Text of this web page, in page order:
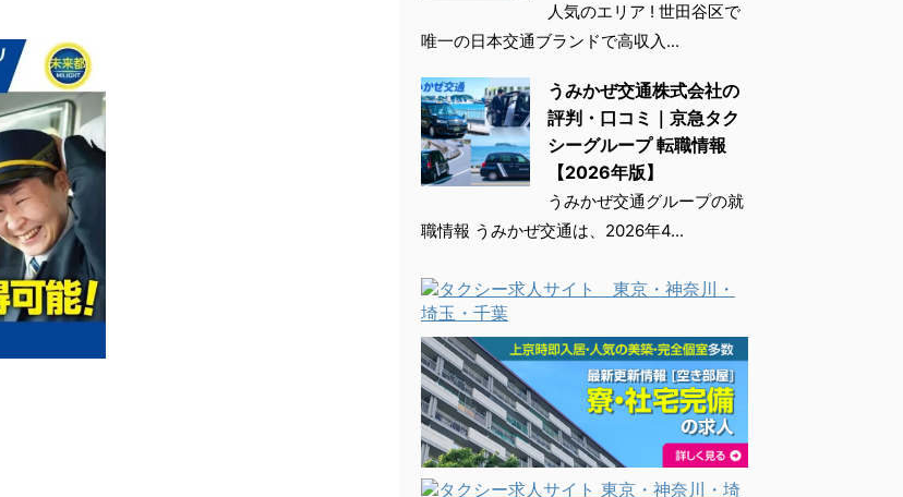
人気のエリア ! 世田谷区で
唯一の日本交通ブランドで高収入...
うみかぜ交通株式会社の
評判・口コミ｜京急タク
シーグループ 転職情報
【2026年版】
うみかぜ交通グループの就
職情報 うみかぜ交通は、2026年4...